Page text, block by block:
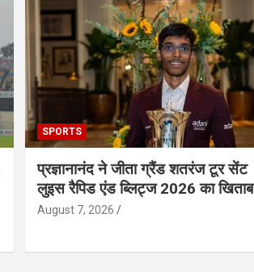
SPORTS
प्रज्ञानानंद ने जीता ग्रैंड शतरंज टूर सेंट
लुइस रैपिड एंड ब्लिट्ज 2026 का खिताब
August 7, 2026